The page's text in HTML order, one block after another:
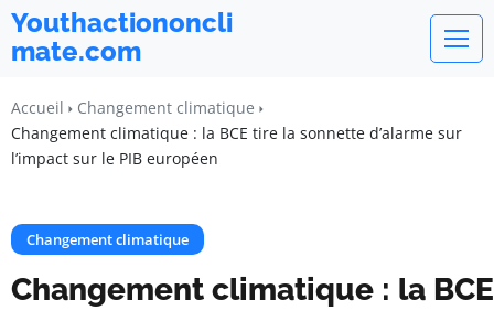
Youthactiononcli
mate.com
Accueil
Changement climatique
Changement climatique : la BCE tire la sonnette d’alarme sur
l’impact sur le PIB européen
Changement climatique
Changement climatique : la